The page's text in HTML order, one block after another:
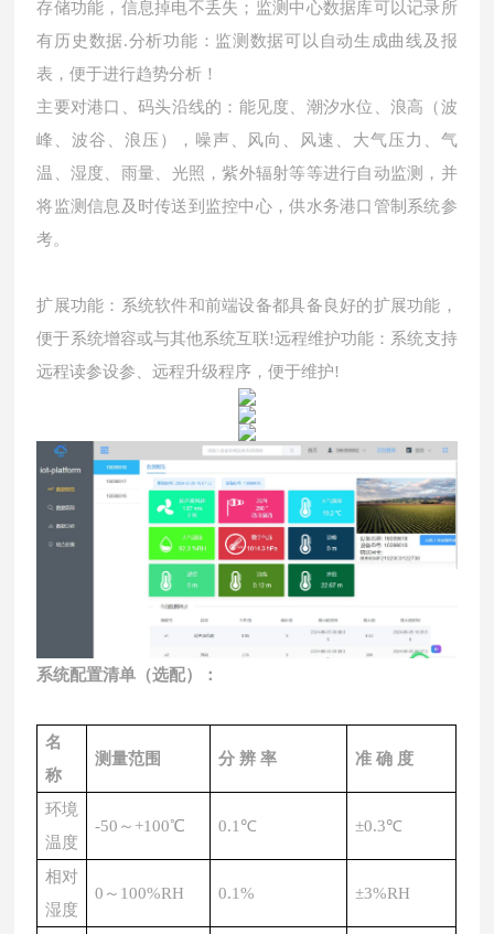
存储功能，信息掉电不丢失；监测中心数据库可以记录所
有历史数据.分析功能：监测数据可以自动生成曲线及报
表，便于进行趋势分析！
主要对港口 码头沿线的 ： 能见度 潮汐水位
浪高（波
峰、波谷、浪压）， 噪声
风向、风速、大气压力、气
温、湿度、雨量
光照，紫外辐射等等进行自动监测，并
将监测信息及时传送到监控中心，供水务港口 管制系统参
考。
扩展功能：系统软件和前端设备都具备良好的扩展功能，
便于系统增容或与其他系统互联!远程维护功能：系统支持
远程读参设参、远程升级程序，便于维护!
系统配置清单 （选配） ：
名
称
测量范围 分 辨 率 准 确 度
环境
温度
-50～+100℃ 0.1℃ ±0.3℃
相对
湿度
0～100%RH 0.1% ±3%RH